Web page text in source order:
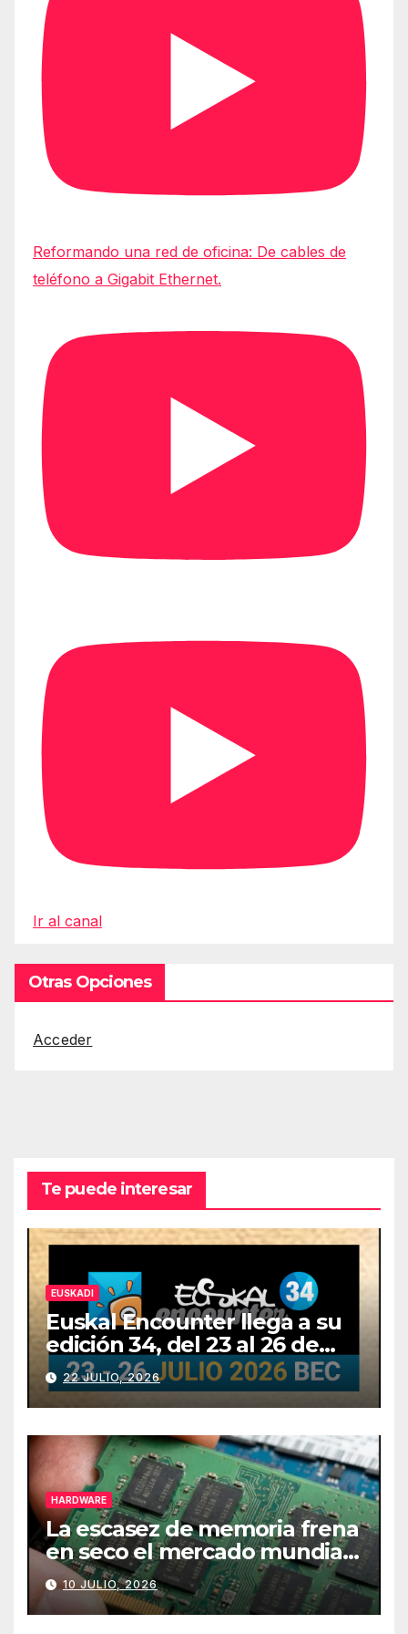
Reformando una red de oficina: De cables de
teléfono a Gigabit Ethernet.
Ir al canal
Otras Opciones
Acceder
Te puede interesar
EUSKADI
Euskal Encounter llega a su
edición 34, del 23 al 26 de
julio
22 JULIO, 2026
HARDWARE
La escasez de memoria frena
en seco el mercado mundial
de PCs
10 JULIO, 2026